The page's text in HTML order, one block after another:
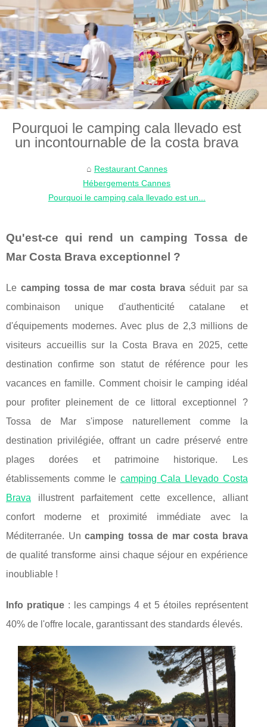
Pourquoi le camping cala llevado est
un incontournable de la costa brava
Restaurant Cannes
Hébergements Cannes
Pourquoi le camping cala llevado est un...
Qu'est-ce qui rend un camping Tossa de
Mar Costa Brava exceptionnel ?
Lecamping tossa de mar costa brava séduit par sa
combinaison unique d'authenticité catalane et
d'équipements modernes. Avec plus de 2,3 millions de
visiteurs accueillis sur la Costa Brava en 2025, cette
destination confirme son statut de référence pour les
vacances en famille. Comment choisir le camping idéal
pour profiter pleinement de ce littoral exceptionnel ?
Tossa de Mar s'impose naturellement comme la
destination privilégiée, offrant un cadre préservé entre
plages dorées et patrimoine historique. Les
établissements comme le camping Cala Llevado Costa
Brava illustrent parfaitement cetteexcellence, alliant
confort moderne et proximité immédiate avec la
Méditerranée. Uncamping tossa de mar costa brava
de qualité transforme ainsi chaque séjour en expérience
inoubliable !
Info pratique: les campings 4 et 5 étoiles représentent
40% de l'offre locale, garantissant des standards élevés.